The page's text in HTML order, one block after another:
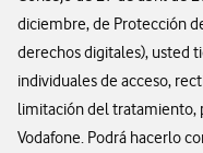
diciembre, de Protección
derechos digitales), usted
individuales de acceso,
limitación del tratamiento,
Vodafone. Podrá hacerlo